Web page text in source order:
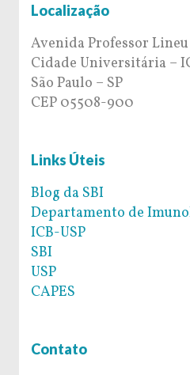
Localização
Avenida Professor Lineu
Cidade Universitária –
São Paulo – SP
CEP 05508-900
Links Úteis
Blog da SBI
Departamento de
ICB-USP
SBI
USP
CAPES
Contato